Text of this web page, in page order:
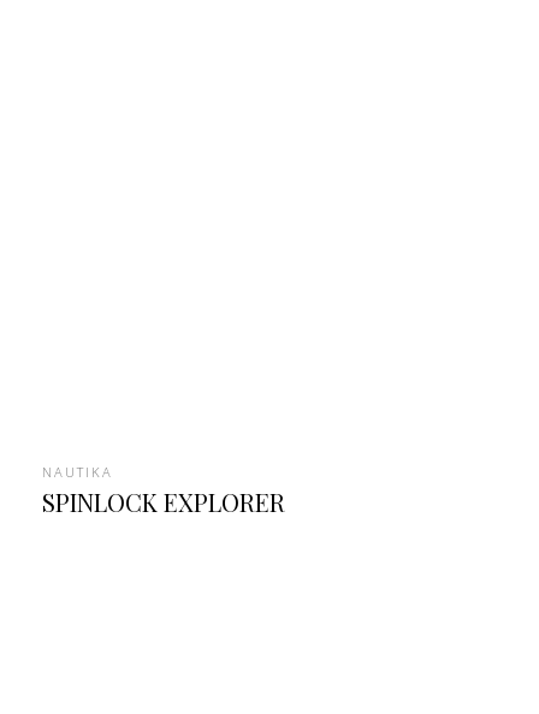
NAUTIKA
SPINLOCK EXPLORER